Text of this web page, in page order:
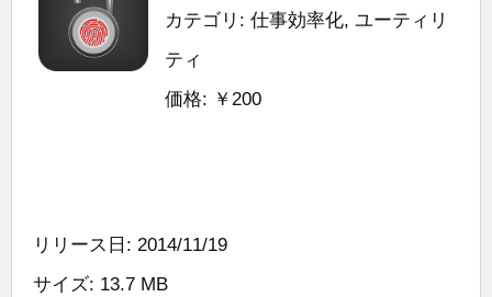
カテゴリ: 仕事効率化, ユーティリ
ティ
価格: ￥200
リリース日: 2014/11/19
サイズ: 13.7 MB